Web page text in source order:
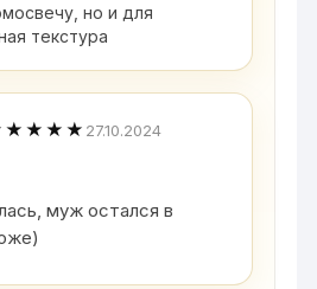
но и для
текстура
27.10.2024
муж остался в